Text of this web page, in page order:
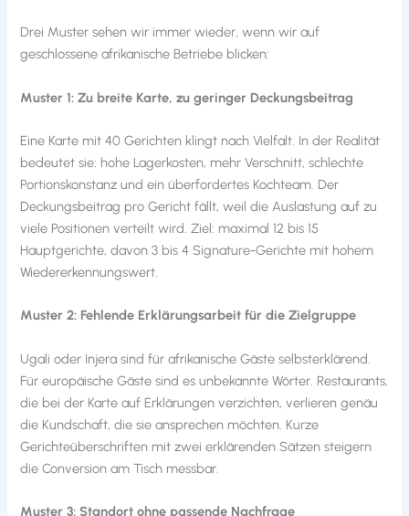
Drei Muster sehen wir immer wieder, wenn wir auf
geschlossene afrikanische Betriebe blicken:
Muster 1: Zu breite Karte, zu geringer Deckungsbeitrag
Eine Karte mit 40 Gerichten klingt nach Vielfalt. In der Realität
bedeutet sie: hohe Lagerkosten, mehr Verschnitt, schlechte
Portionskonstanz und ein überfordertes Kochteam. Der
Deckungsbeitrag pro Gericht fällt, weil die Auslastung auf zu
viele Positionen verteilt wird. Ziel: maximal 12 bis 15
Hauptgerichte, davon 3 bis 4 Signature-Gerichte mit hohem
Wiedererkennungswert.
Muster 2: Fehlende Erklärungsarbeit für die Zielgruppe
Ugali oder Injera sind für afrikanische Gäste selbsterklärend.
Für europäische Gäste sind es unbekannte Wörter. Restaurants,
die bei der Karte auf Erklärungen verzichten, verlieren genäu
die Kundschaft, die sie ansprechen möchten. Kurze
Gerichteüberschriften mit zwei erklärenden Sätzen steigern
die Conversion am Tisch messbar.
Muster 3: Standort ohne passende Nachfrage